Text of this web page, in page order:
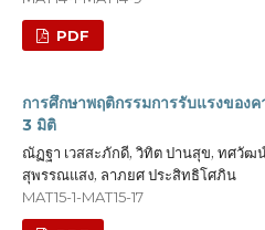
PDF
การศึกษาพฤติกรรมการรับแรงของ
3 มิติ
ณัฏฐา เวสสะภักดี, วิทิต ปานสุข, ทศวั
สุพรรณแสง, ลาภยศ ประสิทธิโศภิน
MAT15-1-MAT15-17